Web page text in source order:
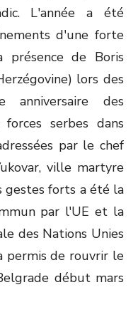
L'année a été
d'une forte
de Boris
lors des
anniversaire des
serbes dans
par le chef
ville martyre
gestes forts a été la
par l'UE et la
des Nations Unies
permis de rouvrir le
début mars